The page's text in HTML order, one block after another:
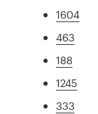
1604
463
188
1245
333